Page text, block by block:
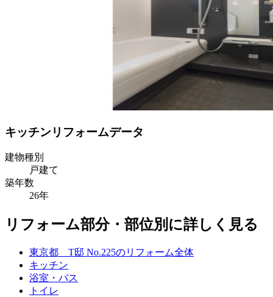
キッチンリフォームデータ
建物種別
戸建て
築年数
26年
リフォーム部分・部位別に詳しく見る
東京都 T邸 No.225のリフォーム全体
キッチン
浴室・バス
トイレ